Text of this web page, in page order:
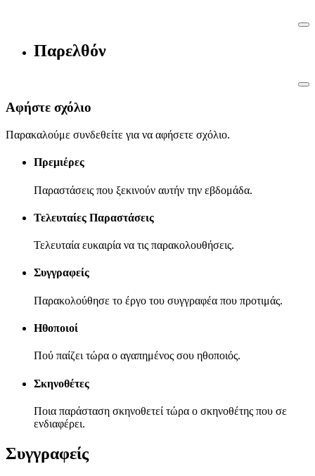
Παρελθόν
Αφήστε σχόλιο
Παρακαλούμε συνδεθείτε για να αφήσετε σχόλιο.
Πρεμιέρες
Παραστάσεις που ξεκινούν αυτήν την εβδομάδα.
Τελευταίες Παραστάσεις
Τελευταία ευκαιρία να τις παρακολουθήσεις.
Συγγραφείς
Παρακολούθησε το έργο του συγγραφέα που προτιμάς.
Ηθοποιοί
Πού παίζει τώρα ο αγαπημένος σου ηθοποιός.
Σκηνοθέτες
Ποια παράσταση σκηνοθετεί τώρα ο σκηνοθέτης που σε
ενδιαφέρει.
Συγγραφείς